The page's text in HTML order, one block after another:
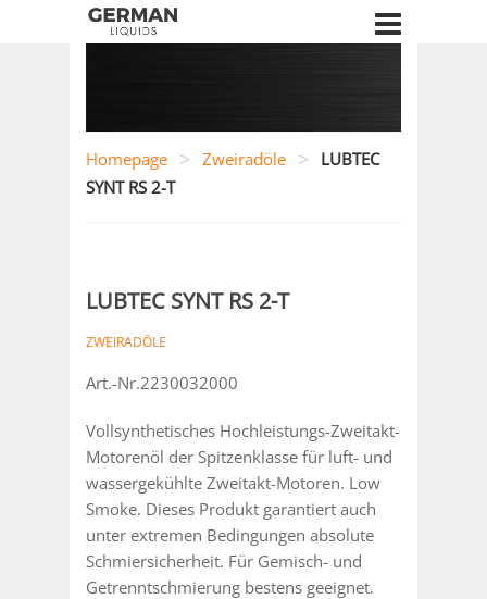
Homepage > Zweiradöle >
LUBTEC
SYNT RS 2-T
LUBTEC SYNT RS 2-T
ZWEIRADÖLE
Art.-Nr.2230032000
Vollsynthetisches Hochleistungs-Zweitakt-
Motorenöl der Spitzenklasse für luft- und
wassergekühlte Zweitakt-Motoren. Low
Smoke. Dieses Produkt garantiert auch
unter extremen Bedingungen absolute
Schmiersicherheit. Für Gemisch- und
Getrenntschmierung bestens geeignet.